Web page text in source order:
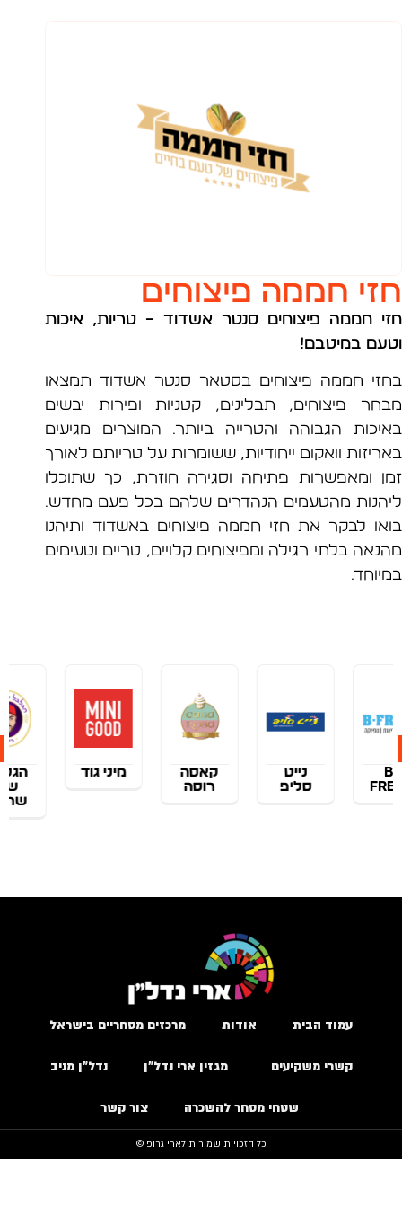
חממה פיצוחים
חממה פיצוחים סנטר אשדוד – טריות, איכות
במיטבם!
חממה פיצוחים בסטאר סנטר אשדוד תמצאו
פיצוחים, תבלינים, קטניות ופירות יבשים
הגבוהה והטרייה ביותר. המוצרים מגיעים
וואקום ייחודיות, ששומרות על טריותם לאורך
ומאפשרות פתיחה וסגירה חוזרת, כך שתוכלו
מהטעמים הנהדרים שלהם בכל פעם מחדש.
לבקר את חזי חממה פיצוחים באשדוד ותיהנו
בלתי רגילה ומפיצוחים קלויים, טריים וטעימים
סליפ
קאסה
רוסה
מיני גוד
הגלגל
שרדר
עמוד הבית אודות מרכזים מסחריים בישראל
קשרי משקיעים מגזין ארי נדל״ן נדל״ן מניב
שטחי מסחר להשכרה צור קשר
כל הזכויות שמורות לארי גרופ ©